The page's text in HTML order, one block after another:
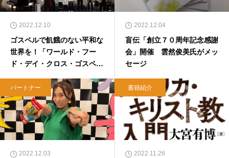
2022.12.10
ゴスペルで飢餓のない平和な
世界を！「ワールド・フー
ド・デイ・クロス・ゴスペ
2022.12.04
盲伝「創立７０周年記念感謝
会」開催 雲然俊美氏がメッ
セージ
パートナー
2022.12.03
書籍紹介
2022.11.26